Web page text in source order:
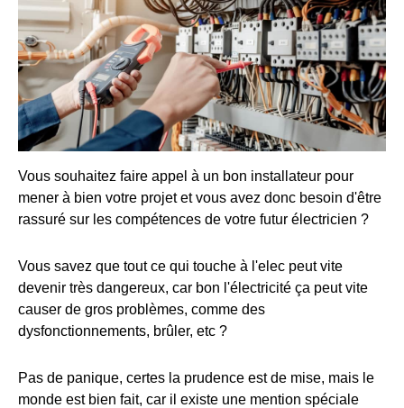
Vous souhaitez faire appel à un bon installateur pour
mener à bien votre projet et vous avez donc besoin d'être
rassuré sur les compétences de votre futur électricien ?
Vous savez que tout ce qui touche à l'elec peut vite
devenir très dangereux, car bon l'électricité ça peut vite
causer de gros problèmes, comme des
dysfonctionnements, brûler, etc ?
Pas de panique, certes la prudence est de mise, mais le
monde est bien fait, car il existe une mention spéciale